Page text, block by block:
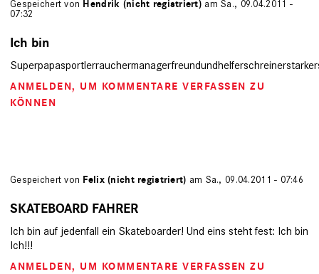
Gespeichert von Hendrik (nicht registriert) am Sa., 09.04.2011 -
07:32
Ich bin
ANMELDEN, UM KOMMENTARE VERFASSEN ZU
KÖNNEN
Gespeichert von Felix (nicht registriert) am Sa., 09.04.2011 - 07:46
SKATEBOARD FAHRER
Ich bin auf jedenfall ein Skateboarder! Und eins steht fest: Ich bin
Ich!!!
ANMELDEN, UM KOMMENTARE VERFASSEN ZU